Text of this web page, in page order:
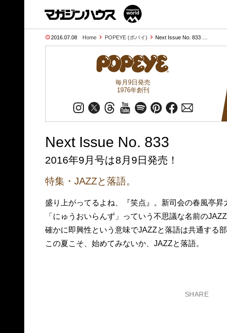
2016.07.08 Home POPEYE (ポパイ) Next Issue No. 833 …
毎月9日発売
1976年創刊
Next Issue No. 833
2016年9月号は8月9日発売！
特集・JAZZと落語。
盛り上がってるよね、『笑点』。新司会の春風亭昇
「にゅうおいらんず」っていう不思議な名前の
確かに即興性という意味でJAZZと落語は共通する部
この夏こそ、始めてみないか、JAZZと落語。
SHARE